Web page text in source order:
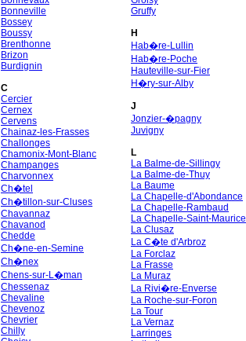
Bonneville
Bossey
Boussy
Brenthonne
Brizon
Burdignin
C
Cercier
Cernex
Cervens
Chainaz-les-Frasses
Challonges
Chamonix-Mont-Blanc
Champanges
Charvonnex
Ch�tel
Ch�tillon-sur-Cluses
Chavannaz
Chavanod
Chedde
Ch�ne-en-Semine
Ch�nex
Chens-sur-L�man
Chessenaz
Chevaline
Chevenoz
Chevrier
Chilly
Gruffy
H
Hab�re-Lullin
Hab�re-Poche
Hauteville-sur-Fier
H�ry-sur-Alby
J
Jonzier-�pagny
Juvigny
L
La Balme-de-Sillingy
La Balme-de-Thuy
La Baume
La Chapelle-d'Abondance
La Chapelle-Rambaud
La Chapelle-Saint-Maurice
La Clusaz
La C�te d'Arbroz
La Forclaz
La Frasse
La Muraz
La Rivi�re-Enverse
La Roche-sur-Foron
La Tour
La Vernaz
Larringes